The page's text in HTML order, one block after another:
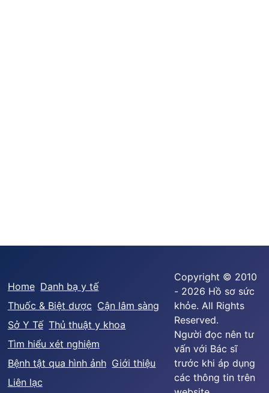
Home Danh bạ y tế
Thuốc & Biệt dược Cận lâm sàng
Sở Y Tế Thủ thuật y khoa
Tìm hiểu xét nghiệm
Bệnh tật qua hình ảnh Giới thiệu
Liên lạc
Copyright © 2010
- 2026 Hồ sơ sức
khỏe. All Rights
Reserved.
Người đọc nên tư
vấn với Bác sĩ
trước khi áp dụng
các thông tin trên